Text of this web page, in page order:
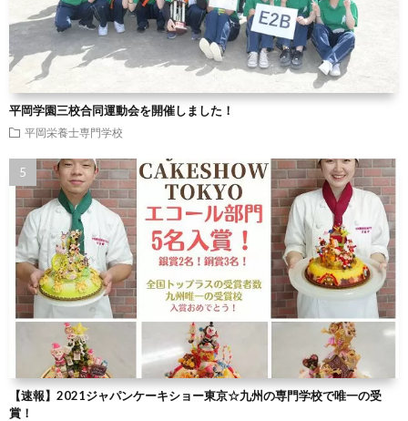
平岡学園三校合同運動会を開催しました！
平岡栄養士専門学校
【速報】2021ジャパンケーキショー東京☆九州の専門学校で唯一の受
賞！